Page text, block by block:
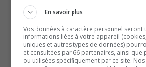
midi, alors que les Huskies se
équipe de la Ligue, les Wildcats de
Cette saison, la formation, pilotée par
MacDougall, n’a perdu que cinq
réglementaire, en 37 sorties.
En savoir plus
Vos données à caractère personnel seront
informations liées à votre appareil
uniques et autres types de données)
et consultées par 66 partenaires, ainsi que
ou utilisées spécifiquement par ce site.